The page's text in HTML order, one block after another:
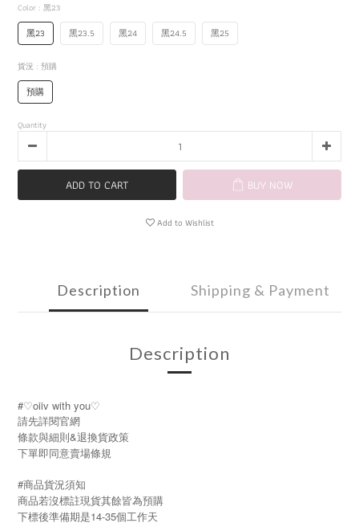
Color : 黑23
黑23 黑23.5 黑24 黑24.5 黑25
貨況 : 預購
預購
Quantity
ADD TO CART BUY NOW
Add to Wishlist
Description Shipping & Payment
Description
#♡oiiv with you♡
請先詳閱官網
條款與細則&退換貨政策
下單即同意賣場條規
#商品貨況須知
商品若沒標註現貨其餘皆為預購
下標後準備期是14-35個工作天